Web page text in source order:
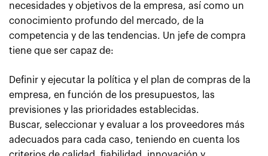
necesidades y objetivos de la empresa, así como un
conocimiento profundo del mercado, de la
competencia y de las tendencias. Un jefe de compra
tiene que ser capaz de:
Definir y ejecutar la política y el plan de compras de la
empresa, en función de los presupuestos, las
previsiones y las prioridades establecidas.
Buscar, seleccionar y evaluar a los proveedores más
adecuados para cada caso, teniendo en cuenta los